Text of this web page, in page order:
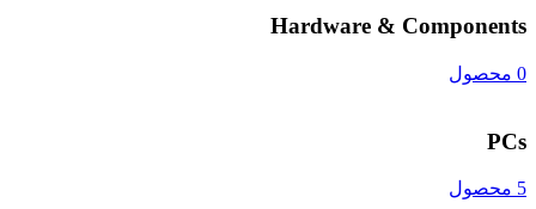
Hardware & Components
0 محصول
PCs
5 محصول